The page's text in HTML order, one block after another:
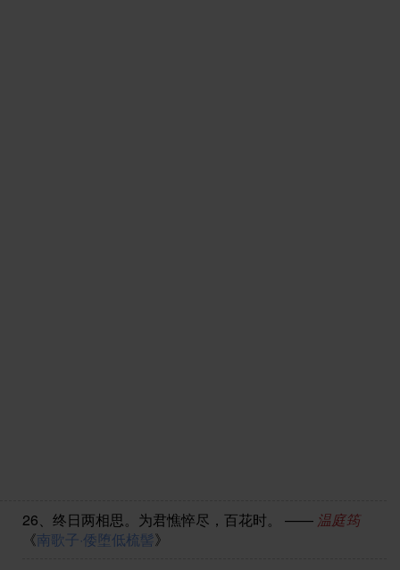
26、 终日两相思。为君憔悴尽，百花时。 —— 温庭筠
《南歌子·倭堕低梳髻》